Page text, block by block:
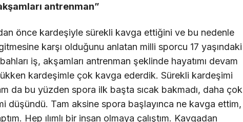
antrenman”
önce kardeşiyle sürekli kavga ettiğini ve bu nedenle
karşı olduğunu anlatan milli sporcu 17 yaşındaki
iş, akşamları antrenman şeklinde hayatımı devam
kardeşimle çok kavga ederdik. Sürekli kardeşimi
da bu yüzden spora ilk başta sıcak bakmadı, daha çok
düşündü. Tam aksine spora başlayınca ne kavga ettim,
Hep ılımlı bir insan olmaya çalıştım. Kavgadan